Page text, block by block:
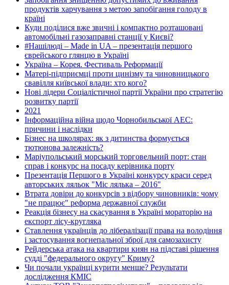
продуктів харчування з метою запобігання голоду в
країні
Куди поділися вже звичні і компактно розташовані
автомобільні газозаправні станції у Києві?
#Нашілюді – Made in UA – презентація першого
єврейського глянцю в Україні
Україна – Корея. Фестиваль Реформації
Матері-підприємці проти цинізму та чиновницького
свавілля київської влади: хто кого?
Нові лідери Соціалістичної партії України про стратегію
розвитку партії
2021
Інформаційна війна щодо Чорнобильської АЕС:
причини і наслідки
Бізнес на школярах: як з дитинства формується
тютюнова залежність?
Маріупольський морський торговельний порт: стан
справ і конкурс на посаду керівника порту
Презентація Першого в Україні конкурсу краси серед
авторських ляльок "Міс лялька – 2016"
Втрата довіри до конкурсів з відбору чиновників: чому
"не працює" реформа державної служби
Реакція бізнесу на скасування в Україні мораторію на
експорт лісу-кругляка
Ставлення українців до лібералізації права на володіння
і застосування вогнепальної зброї для самозахисту
Рейдерська атака на квартири киян на підставі рішення
судді "федерального округу" Криму?
Чи почали українці курити менше? Результати
дослідження КМІС